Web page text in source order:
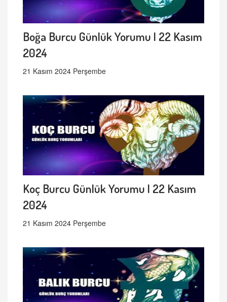
Boğa Burcu Günlük Yorumu | 22 Kasım
2024
21 Kasım 2024 Perşembe
Koç Burcu Günlük Yorumu | 22 Kasım
2024
21 Kasım 2024 Perşembe